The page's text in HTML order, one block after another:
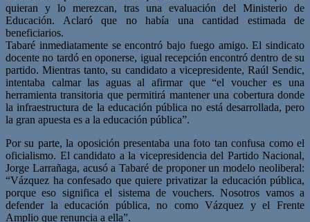
quieran y lo merezcan, tras una evaluación del Ministerio de
Educación. Aclaró que no había una cantidad estimada de
beneficiarios.
Tabaré inmediatamente se encontró bajo fuego amigo. El sindicato
docente no tardó en oponerse, igual recepción encontró dentro de su
partido. Mientras tanto, su candidato a vicepresidente, Raúl Sendic,
intentaba calmar las aguas al afirmar que “el voucher es una
herramienta transitoria que permitirá mantener una cobertura donde
la infraestructura de la educación pública no está desarrollada, pero
la gran apuesta es a la educación pública”.
Por su parte, la oposición presentaba una foto tan confusa como el
oficialismo. El candidato a la vicepresidencia del Partido Nacional,
Jorge Larrañaga, acusó a Tabaré de proponer un modelo neoliberal:
“Vázquez ha confesado que quiere privatizar la educación pública,
porque eso significa el sistema de vouchers. Nosotros vamos a
defender la educación pública, no como Vázquez y el Frente
Amplio que renuncia a ella”.